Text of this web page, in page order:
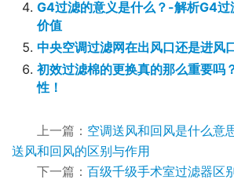
G4过滤的意义是什么？-解析G4过
价值
中央空调过滤网在出风口还是进风
初效过滤棉的更换真的那么重要吗
性！
上一篇： 空调送风和回风是什么意
送风和回风的区别与作用
下一篇： 百级千级手术室过滤器区